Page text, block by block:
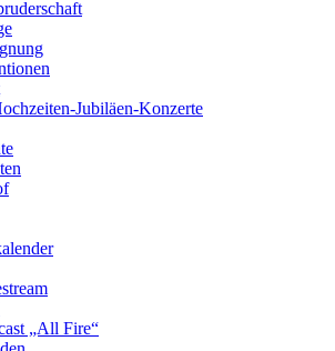
Jubiläen-Konzerte
„All Fire“